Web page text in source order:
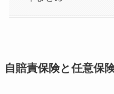
自賠責保険と任意保